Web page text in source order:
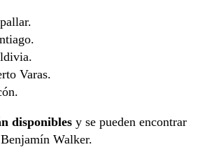
Varas.
disponibles y se pueden encontrar
Walker.